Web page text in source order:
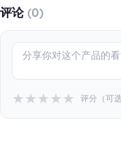
评论(0)
★★★★★ 评分（可选